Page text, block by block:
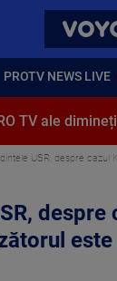
PROTV NEWS LIVE
TV ale
USR, despre cazul
despre
este